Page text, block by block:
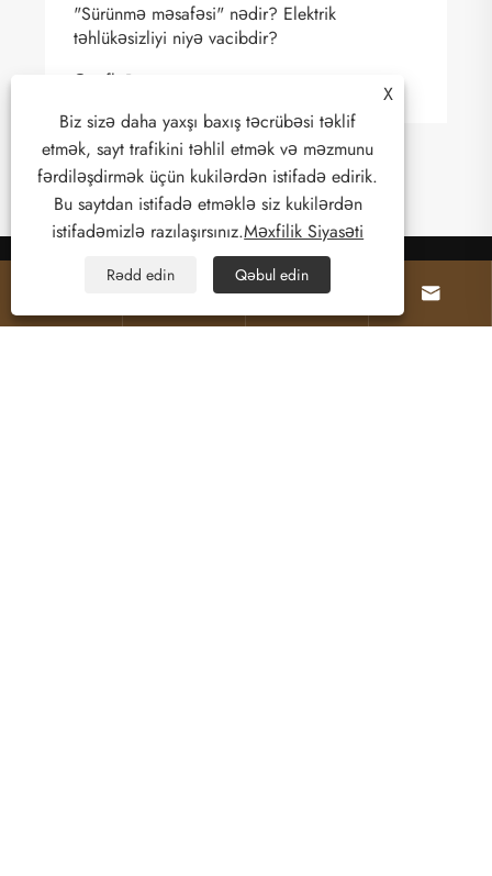
"Sürünmə məsafəsi" nədir? Elektrik
təhlükəsizliyi niyə vacibdir?
Ətraflı Baxın >>
 
X
Biz sizə daha yaxşı baxış təcrübəsi təklif
etmək, sayt trafikini təhlil etmək və məzmunu
fərdiləşdirmək üçün kukilərdən istifadə edirik.
Bu saytdan istifadə etməklə siz kukilərdən
istifadəmizlə razılaşırsınız.Məxfilik Siyasəti
Rədd edin Qəbul edin